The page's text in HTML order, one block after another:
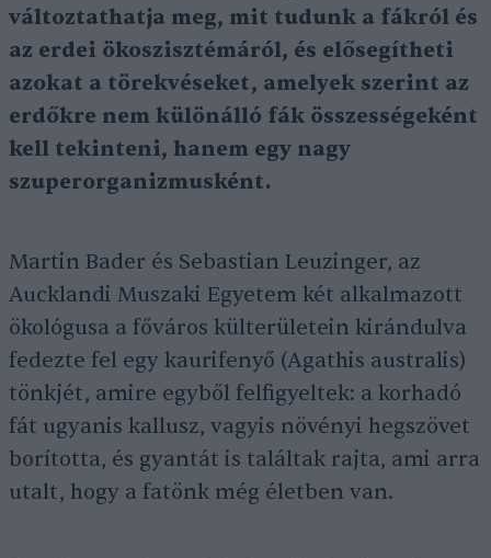
változtathatja meg, mit tudunk a fákról és
az erdei ökoszisztémáról, és elősegítheti
azokat a törekvéseket, amelyek szerint az
erdőkre nem különálló fák összességeként
kell tekinteni, hanem egy nagy
szuperorganizmusként.
Martin Bader és Sebastian Leuzinger, az
Aucklandi Muszaki Egyetem két alkalmazott
ökológusa a főváros külterületein kirándulva
fedezte fel egy kaurifenyő (Agathis australis)
tönkjét, amire egyből felfigyeltek: a korhadó
fát ugyanis kallusz, vagyis növényi hegszövet
borította, és gyantát is találtak rajta, ami arra
utalt, hogy a fatönk még életben van.